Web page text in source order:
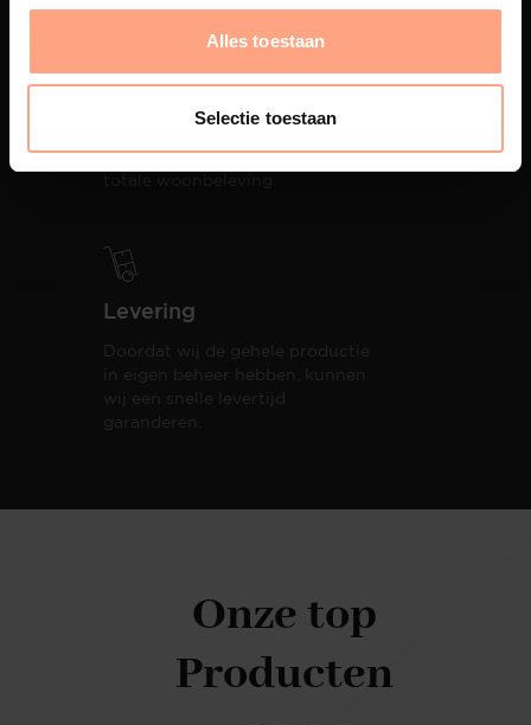
Alles toestaan
Selectie toestaan
Productie
PUUUR biedt volledige
oplevering,met als resultaat een
Levering
Doordat wij de gehele productie
in eigen beheer hebben, kunnen
wij een snelle levertijd
garanderen.
Onze top
Producten